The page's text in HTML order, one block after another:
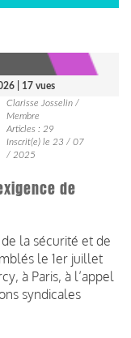
| 17 vues
Clarisse Josselin /
Membre
Articles : 29
Inscrit(e) le 23 / 07
/ 2025
de
la sécurité et de
le 1er juillet
à Paris, à l’appel
syndicales